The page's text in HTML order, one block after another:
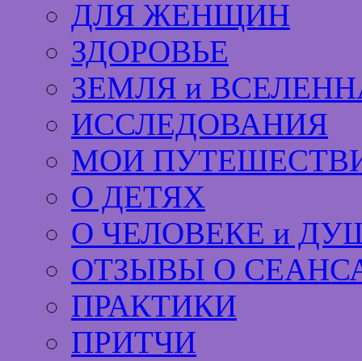
ДЛЯ ЖЕНЩИН
ЗДОРОВЬЕ
ЗЕМЛЯ и
ИССЛЕДОВАНИЯ
МОИ
О ДЕТЯХ
О ЧЕЛОВЕКЕ и
ОТЗЫВЫ О
ПРАКТИКИ
ПРИТЧИ